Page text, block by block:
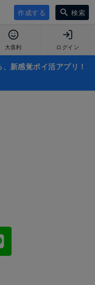
作成する 検索
大喜利 ログイン
新感覚ポイ活アプリ！